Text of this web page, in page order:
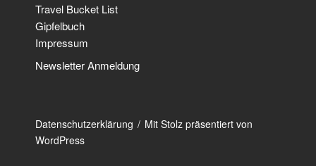
Travel Bucket List
Gipfelbuch
Impressum
Newsletter Anmeldung
Datenschutzerklärung
Mit Stolz präsentiert von
WordPress